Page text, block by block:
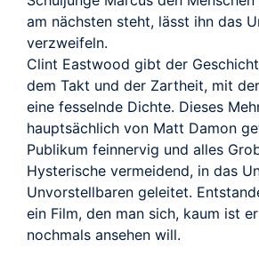
am nächsten steht, lässt ihn das
verzweifeln.
Clint Eastwood gibt der
dem Takt und der Zartheit, mit
eine fesselnde Dichte. Dieses
hauptsächlich von Matt Damon
Publikum feinnervig und alles
Hysterische vermeidend, in das
Unvorstellbaren geleitet.
ein Film, den man sich, kaum ist
nochmals ansehen will.